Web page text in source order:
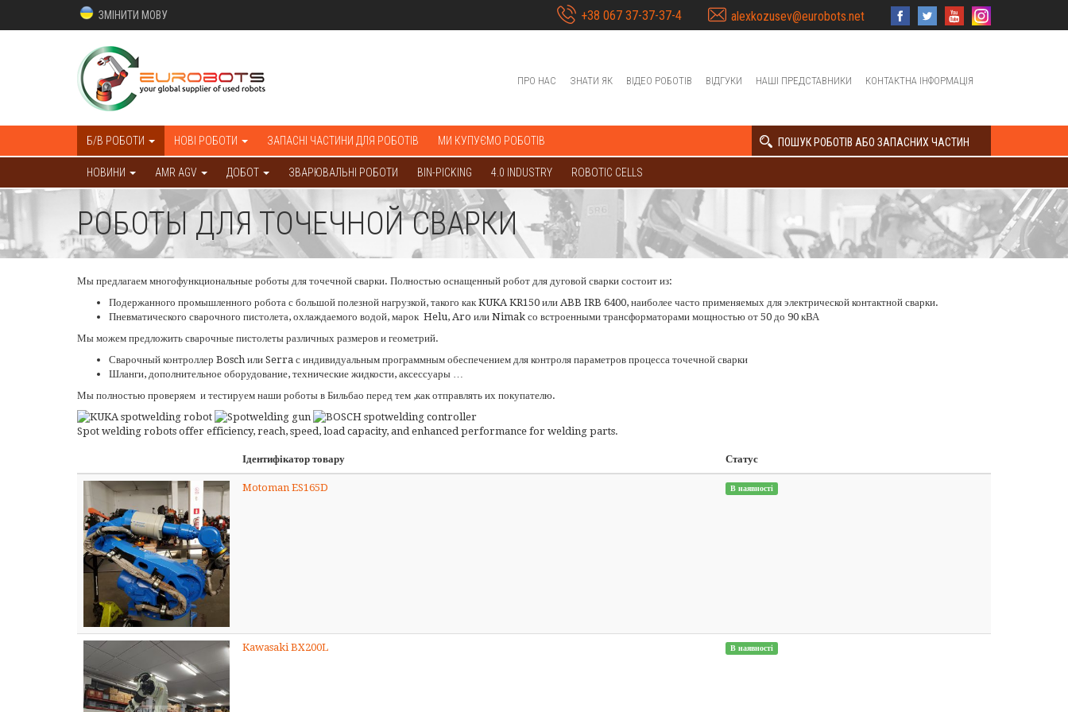
ЗМІНИТИ МОВУ +38 067 37-37-37-4 alexkozusev@eurobots.net
ПРО НАС ЗНАТИ ЯК ВІДЕО РОБОТІВ ВІДГУКИ НАШІ ПРЕДСТАВНИКИ КОНТАКТНА ІНФОРМАЦІЯ
Б/В РОБОТИ НОВІ РОБОТИ ЗАПАСНІ ЧАСТИНИ ДЛЯ РОБОТІВ МИ КУПУЄМО РОБОТІВ ПОШУК РОБОТІВ АБО ЗАПАСНИХ ЧАСТИН
НОВИНИ AMR AGV ДОБОТ ЗВАРЮВАЛЬНІ РОБОТИ BIN-PICKING 4.0 INDUSTRY ROBOTIC CELLS
РОБОТЫ ДЛЯ ТОЧЕЧНОЙ СВАРКИ
Мы предлагаем многофункциональные роботы для точечной сварки. Полностью оснащенный робот для дуговой сварки состоит из:
Подержанного промышленного робота с большой полезной нагрузкой, такого как KUKA KR150 или ABB IRB 6400, наиболее часто применяемых для электрической контактной сварки.
Пневматического сварочного пистолета, охлаждаемого водой, марок Helu, Aro или Nimak со встроенными трансформаторами мощностью от 50 до 90 кВА
Мы можем предложить сварочные пистолеты различных размеров и геометрий.
Сварочный контроллер Bosch или Serra с индивидуальным программным обеспечением для контроля параметров процесса точечной сварки
Шланги, дополнительное оборудование, технические жидкости, аксессуары …
Мы полностью проверяем и тестируем наши роботы в Бильбао перед тем ,как отправлять их покупателю.
Spot welding robots offer efficiency, reach, speed, load capacity, and enhanced performance for welding parts.
Ідентифікатор товару Статус
Motoman ES165D В наявності
Kawasaki BX200L В наявності